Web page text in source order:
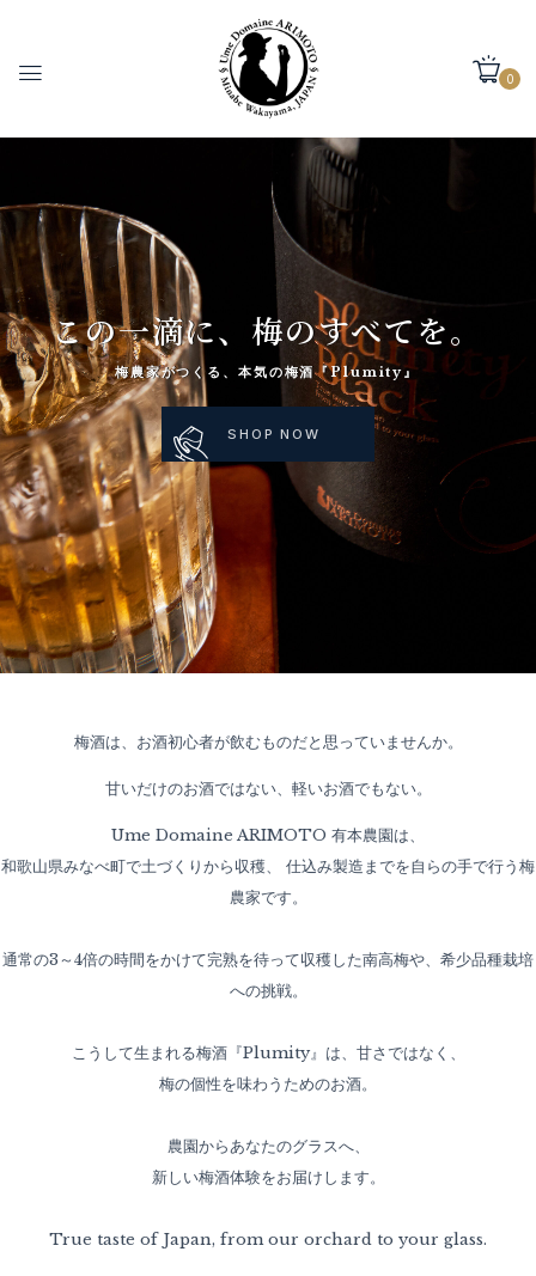
0
この一滴に、梅のすべてを。
梅農家がつくる、本気の梅酒『Plumity』
SHOP NOW
梅酒は、お酒初心者が飲むものだと思っていませんか。
甘いだけのお酒ではない、軽いお酒でもない。
Ume Domaine ARIMOTO 有本農園は、
和歌山県みなべ町で土づくりから収穫、 仕込み製造までを自らの手で行う梅
農家です。
通常の3～4倍の時間をかけて完熟を待って収穫した南高梅や、希少品種栽培
への挑戦。
こうして生まれる梅酒『Plumity』は、甘さではなく、
梅の個性を味わうためのお酒。
農園からあなたのグラスへ、
新しい梅酒体験をお届けします。
True taste of Japan, from our orchard to your glass.